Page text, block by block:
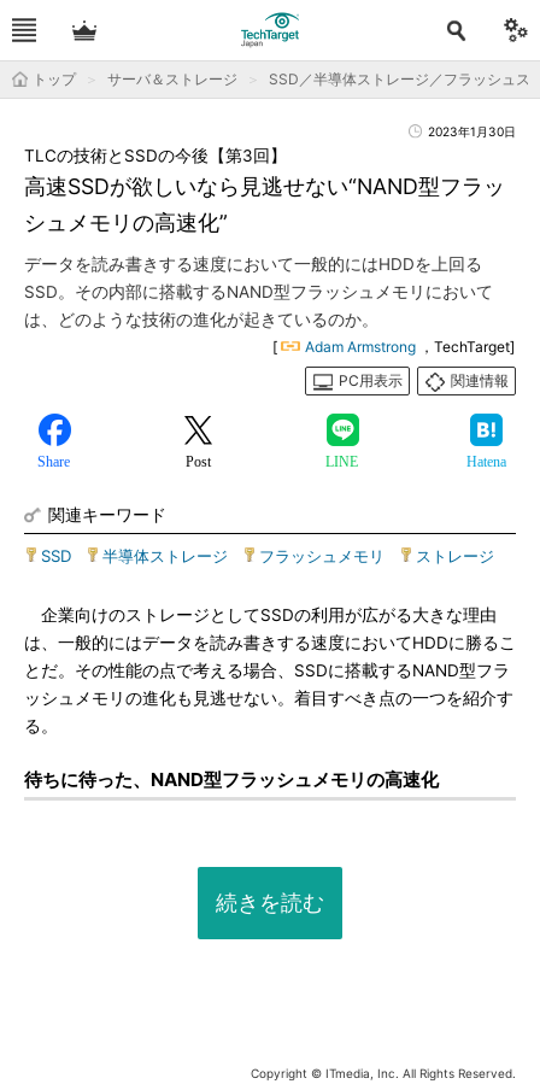
トップ サーバ＆ストレージ SSD／半導体ストレージ／フラッシュス
2023年1月30日
高速SSDが欲しいなら見逃せない“NAND型フラッ
シュメモリの高速化”
TLCの技術とSSDの今後【第3回】
データを読み書きする速度において一般的にはHDDを上回る
SSD。その内部に搭載するNAND型フラッシュメモリにおいて
は、どのような技術の進化が起きているのか。
[ Adam Armstrong ，TechTarget]
PC用表示
関連情報
Share Post LINE Hatena
関連キーワード
SSD 半導体ストレージ フラッシュメモリ ストレージ
企業向けのストレージとしてSSDの利用が広がる大きな理由
は、一般的にはデータを読み書きする速度においてHDDに勝るこ
とだ。その性能の点で考える場合、SSDに搭載するNAND型フラ
ッシュメモリの進化も見逃せない。着目すべき点の一つを紹介す
る。
待ちに待った、NAND型フラッシュメモリの高速化
続きを読む
Copyright © ITmedia, Inc. All Rights Reserved.